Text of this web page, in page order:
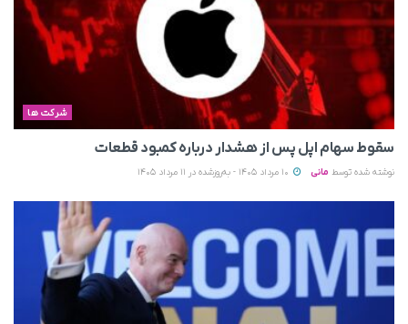
شرکت ها
سقوط سهام اپل پس از هشدار درباره کمبود قطعات
نوشته شده توسط مانی